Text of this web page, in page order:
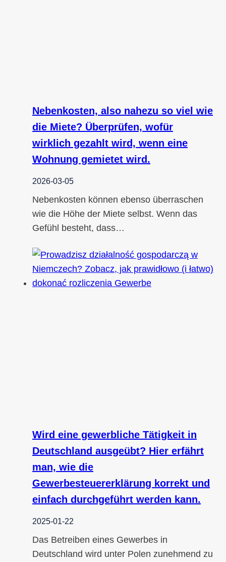
Nebenkosten, also nahezu so viel wie
die Miete? Überprüfen, wofür
wirklich gezahlt wird, wenn eine
Wohnung gemietet wird.
2026-03-05
Nebenkosten können ebenso überraschen
wie die Höhe der Miete selbst. Wenn das
Gefühl besteht, dass…
Wird eine gewerbliche Tätigkeit in
Deutschland ausgeübt? Hier erfährt
man, wie die
Gewerbesteuererklärung korrekt und
einfach durchgeführt werden kann.
2025-01-22
Das Betreiben eines Gewerbes in
Deutschland wird unter Polen zunehmend zu